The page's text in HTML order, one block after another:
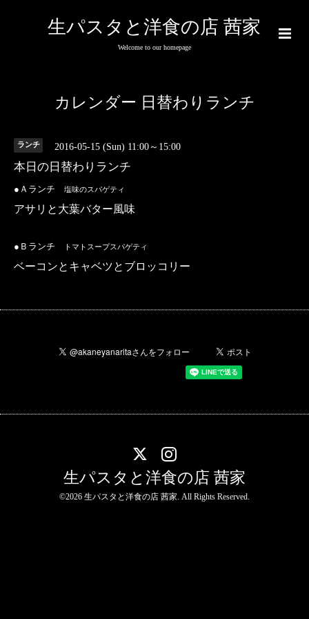
生パスタと洋食の店 茜家
Welcome to our homepage
カレンダー 日替わりランチ
ランチ 2016-05-15 (Sun) 11:00～15:00
本日の日替わりランチ
●Ａランチ 塩味のスパゲティ
アサリと大葉バター風味
●Ｂランチ トマトスープスパゲティ
ベーコンとキャベツとブロッコリー
生パスタと洋食の店 茜家
©2026 生パスタと洋食の店 茜家. All Rights Reserved.